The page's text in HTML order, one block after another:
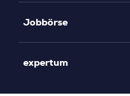
Jobbörse
expertum